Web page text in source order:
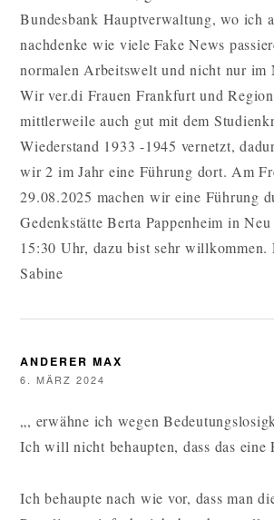
Bundesbank Hauptverwaltung, wo ich
nachdenke wie viele Fake News
normalen Arbeitswelt und nicht nur im
Wir ver.di Frauen Frankfurt und
mittlerweile auch gut mit dem
Wiederstand 1933 -1945 vernetzt,
wir 2 im Jahr eine Führung dort. Am
29.08.2025 machen wir eine Führung
Gedenkstätte Berta Pappenheim in
15:30 Uhr, dazu bist sehr willkommen.
Sabine
ANDERER MAX
6. MÄRZ 2024
„, erwähne ich wegen
Ich will nicht behaupten, dass das eine
Ich behaupte nach wie vor, dass man